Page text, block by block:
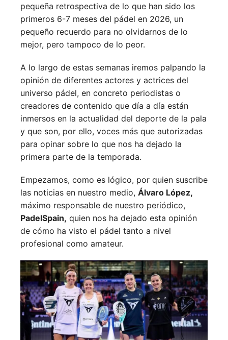
pequeña retrospectiva de lo que han sido los
primeros 6-7 meses del pádel en 2026, un
pequeño recuerdo para no olvidarnos de lo
mejor, pero tampoco de lo peor.
A lo largo de estas semanas iremos palpando la
opinión de diferentes actores y actrices del
universo pádel, en concreto periodistas o
creadores de contenido que día a día están
inmersos en la actualidad del deporte de la pala
y que son, por ello, voces más que autorizadas
para opinar sobre lo que nos ha dejado la
primera parte de la temporada.
Empezamos, como es lógico, por quien suscribe
las noticias en nuestro medio, Álvaro López,
máximo responsable de nuestro periódico,
PadelSpain, quien nos ha dejado esta opinión
de cómo ha visto el pádel tanto a nivel
profesional como amateur.